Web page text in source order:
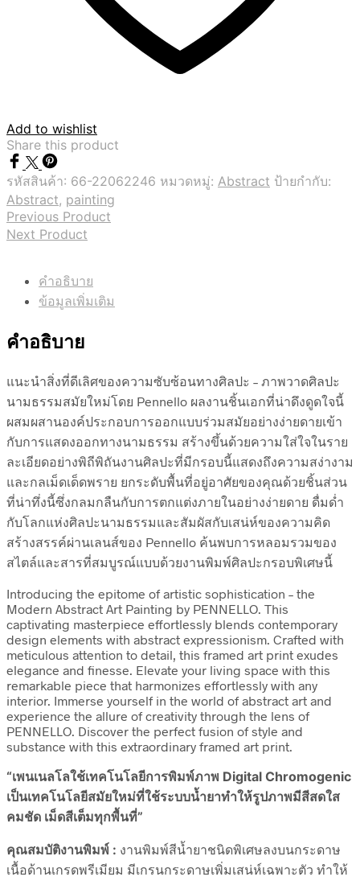
Add to wishlist
Share this product
รหัสสินค้า: 66-22062246 หมวดหมู่: Abstract ป้ายกำกับ:
Abstract, painting
Previous Product
Next Product
คำอธิบาย
ข้อมูลเพิ่มเติม
คำอธิบาย
แนะนำสิ่งที่ดีเลิศของความซับซ้อนทางศิลปะ – ภาพวาดศิลปะ
นามธรรมสมัยใหม่โดย Pennello ผลงานชิ้นเอกที่น่าดึงดูดใจนี้
ผสมผสานองค์ประกอบการออกแบบร่วมสมัยอย่างง่ายดายเข้า
กับการแสดงออกทางนามธรรม สร้างขึ้นด้วยความใส่ใจในราย
ละเอียดอย่างพิถีพิถันงานศิลปะที่มีกรอบนี้แสดงถึงความสง่างาม
และกลเม็ดเด็ดพราย ยกระดับพื้นที่อยู่อาศัยของคุณด้วยชิ้นส่วน
ที่น่าทึ่งนี้ซึ่งกลมกลืนกับการตกแต่งภายในอย่างง่ายดาย ดื่มด่ำ
กับโลกแห่งศิลปะนามธรรมและสัมผัสกับเสน่ห์ของความคิด
สร้างสรรค์ผ่านเลนส์ของ Pennello ค้นพบการหลอมรวมของ
สไตล์และสารที่สมบูรณ์แบบด้วยงานพิมพ์ศิลปะกรอบพิเศษนี้
Introducing the epitome of artistic sophistication – the
Modern Abstract Art Painting by PENNELLO. This
captivating masterpiece effortlessly blends contemporary
design elements with abstract expressionism. Crafted with
meticulous attention to detail, this framed art print exudes
elegance and finesse. Elevate your living space with this
remarkable piece that harmonizes effortlessly with any
interior. Immerse yourself in the world of abstract art and
experience the allure of creativity through the lens of
PENNELLO. Discover the perfect fusion of style and
substance with this extraordinary framed art print.
“เพนเนลโลใช้เทคโนโลยีการพิมพ์ภาพ Digital Chromogenic
เป็นเทคโนโลยีสมัยใหม่ที่ใช้ระบบน้ำยาทำให้รูปภาพมีสีสดใส
คมชัด เม็ดสีเต็มทุกพื้นที่”
คุณสมบัติงานพิมพ์ : งานพิมพ์สีน้ำยาชนิดพิเศษลงบนกระดาษ
เนื้อด้านเกรดพรีเมียม มีเกรนกระดาษเพิ่มเสน่ห์เฉพาะตัว ทำให้